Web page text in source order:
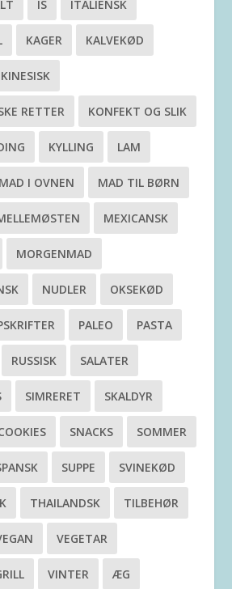
IS ITALIENSK
KAGER KALVEKØD
KINESISK
RETTER KONFEKT OG SLIK
KYLLING LAM
MAD I OVNEN MAD TIL BØRN
MEXICANSK
MORGENMAD
NUDLER OKSEKØD
PALEO PASTA
RUSSISK SALATER
SIMRERET SKALDYR
SNACKS SOMMER
SUPPE SVINEKØD
THAILANDSK TILBEHØR
VEGETAR
VINTER ÆG